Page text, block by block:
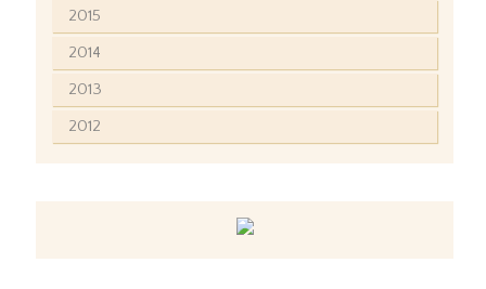
2015
2014
2013
2012